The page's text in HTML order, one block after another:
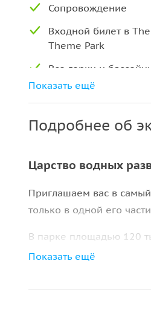
Сопровождение
Входной билет в
Theme Park
Все горки и
Дельфин шоу
Серфинг
Typhoon Coaster –
известных
свободное падение
виражами в брызгах
Показать ещё
Подробнее об
Царство водных
Приглашаем вас в
только в одной его части
В парке площадью 120
400-метровый
на подводную морскую
Показать ещё